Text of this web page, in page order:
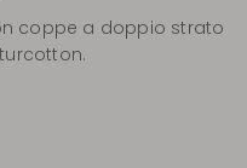
coppe a doppio strato